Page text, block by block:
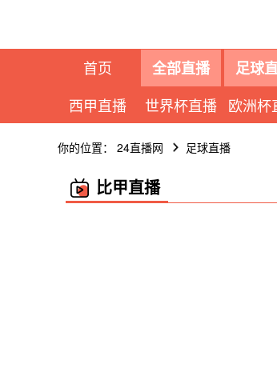
首页 全部直播 足球
西甲直播
世界杯直播 欧洲杯
你的位置： 24直播网 足球直播
比甲直播